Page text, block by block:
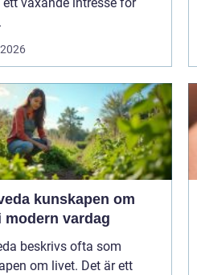
om
modern vardag
beskrivs ofta som
om livet. Det är ett